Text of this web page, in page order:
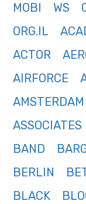
MOBI
WS
ORG.IL
ACTOR
AIRFORCE
AMSTERDAM
ASSOCIATES
BAND
BERLIN
BLACK